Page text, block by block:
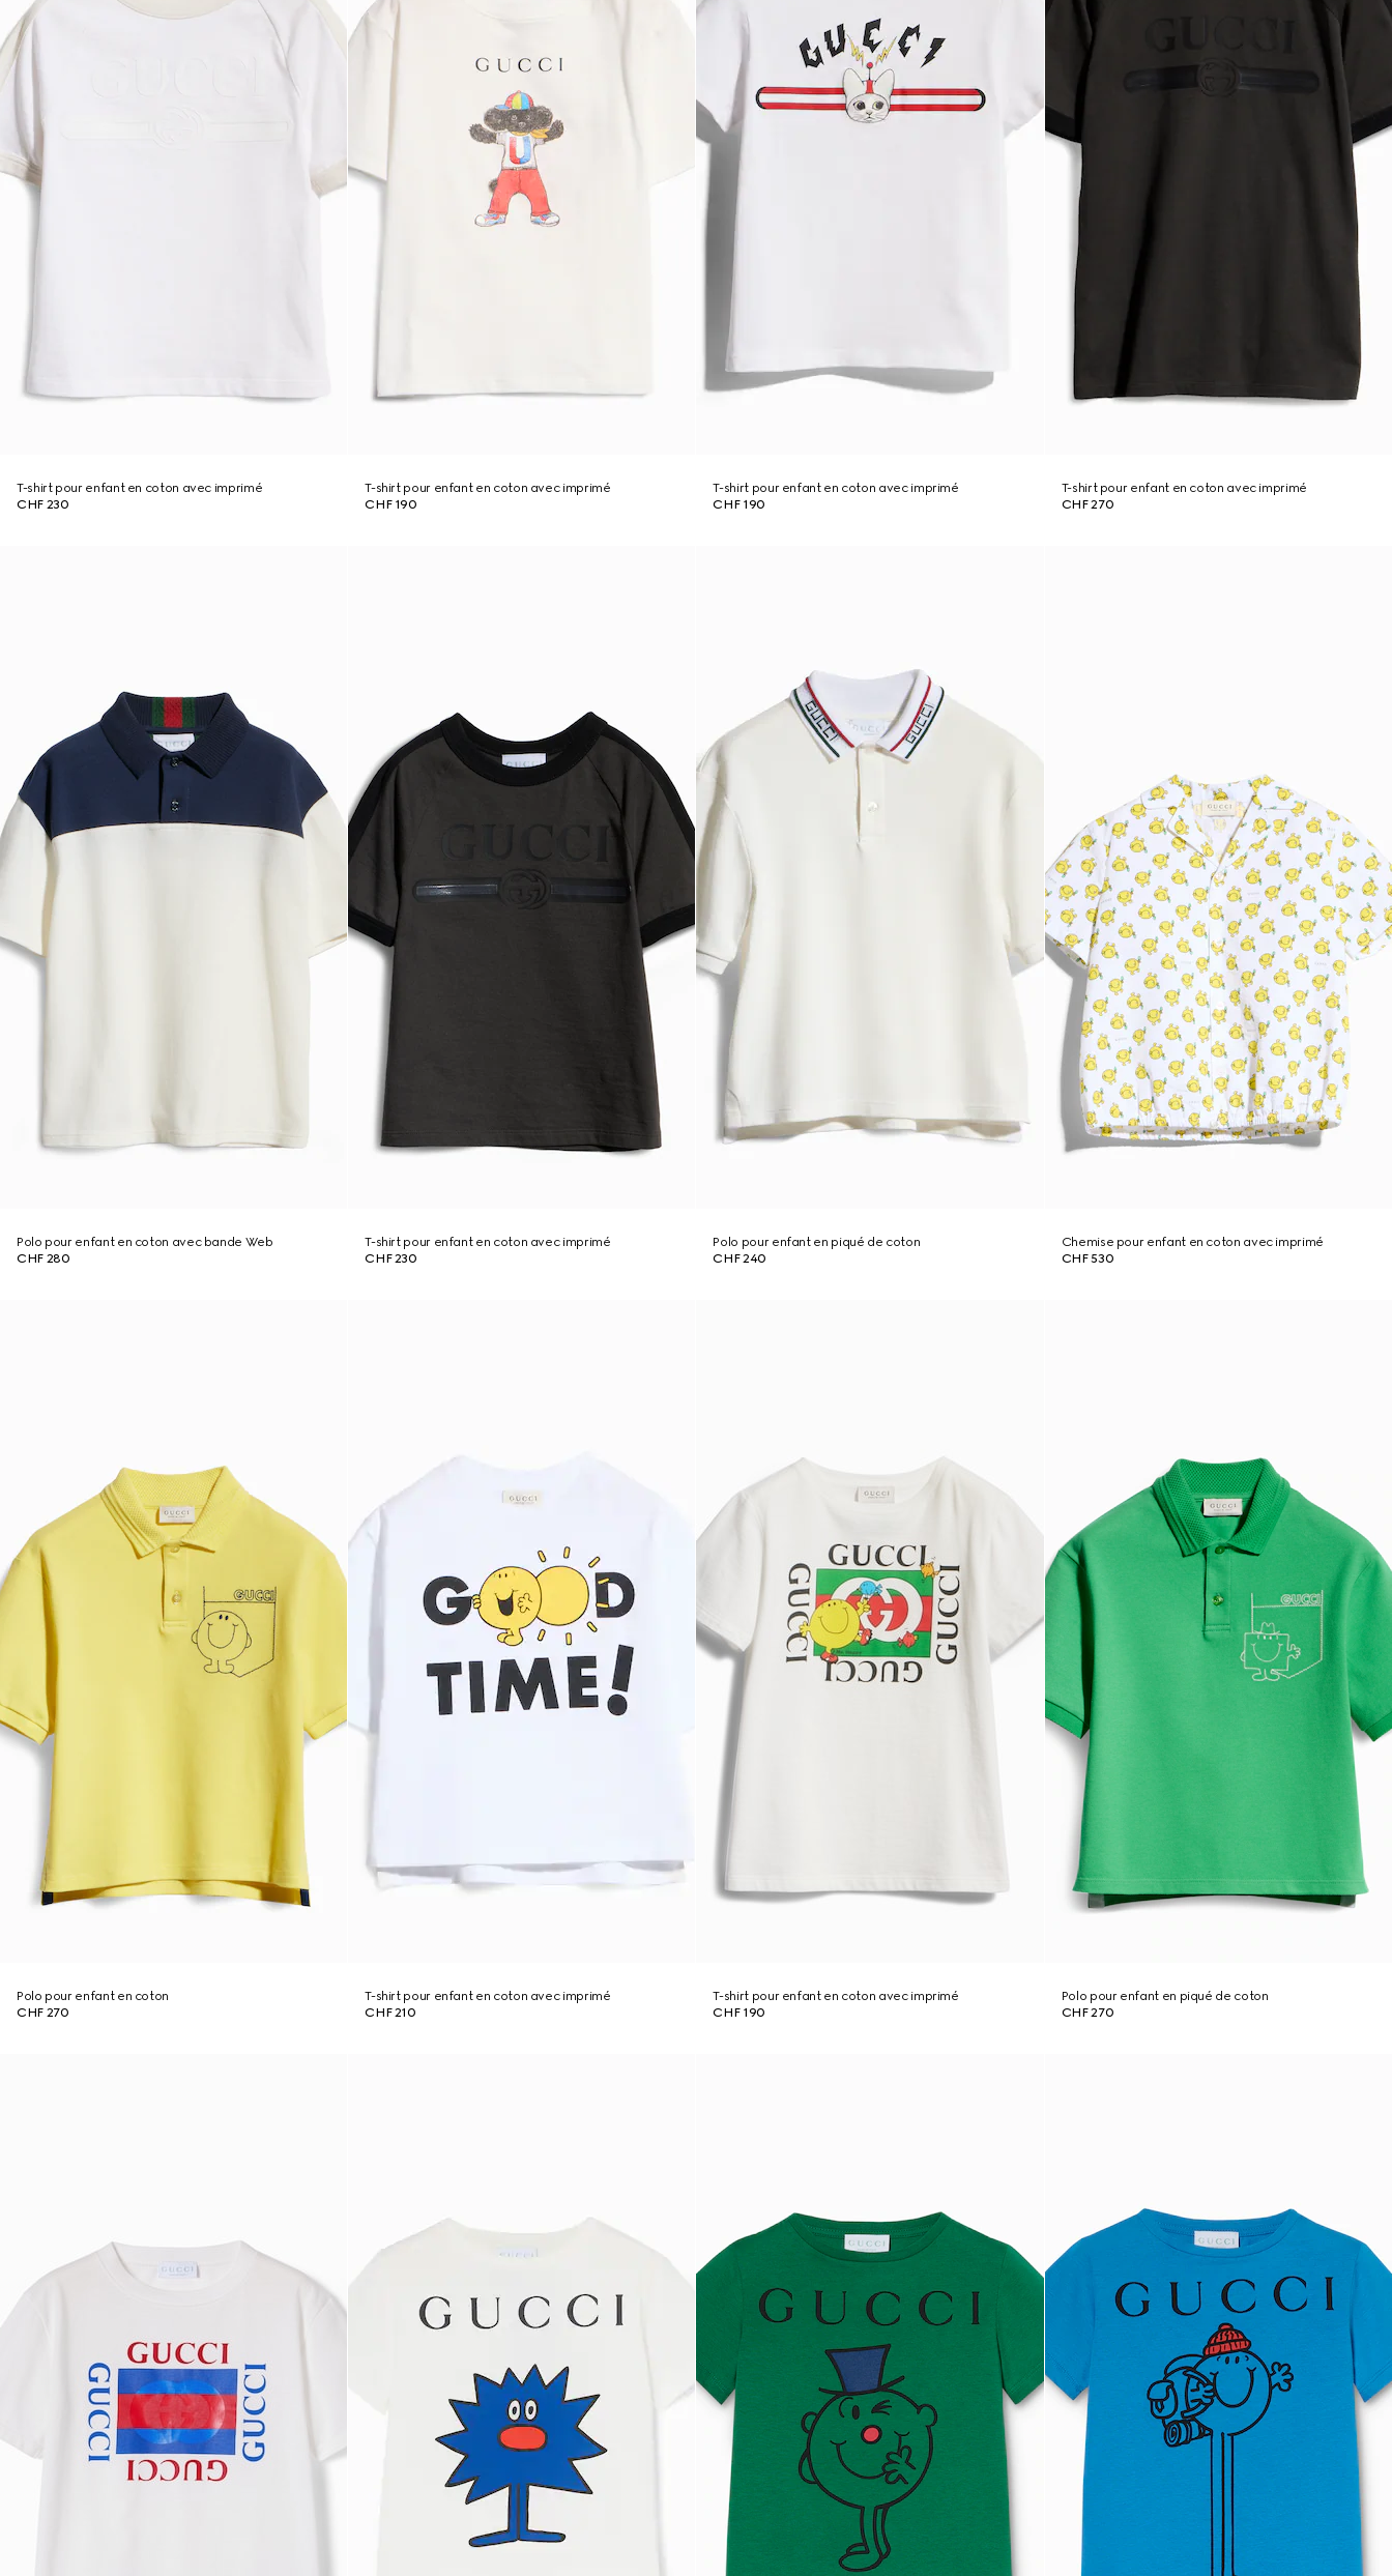
T-shirt pour enfant en coton avec imprimé
CHF 230
T-shirt pour enfant en coton avec imprimé
CHF 190
T-shirt pour enfant en coton avec imprimé
CHF 190
T-shirt pour enfant en coton avec imprimé
CHF 270
Polo pour enfant en coton avec bande Web
CHF 280
T-shirt pour enfant en coton avec imprimé
CHF 230
Polo pour enfant en piqué de coton
CHF 240
Chemise pour enfant en coton avec imprimé
CHF 530
Polo pour enfant en coton
CHF 270
T-shirt pour enfant en coton avec imprimé
CHF 210
T-shirt pour enfant en coton avec imprimé
CHF 190
Polo pour enfant en piqué de coton
CHF 270